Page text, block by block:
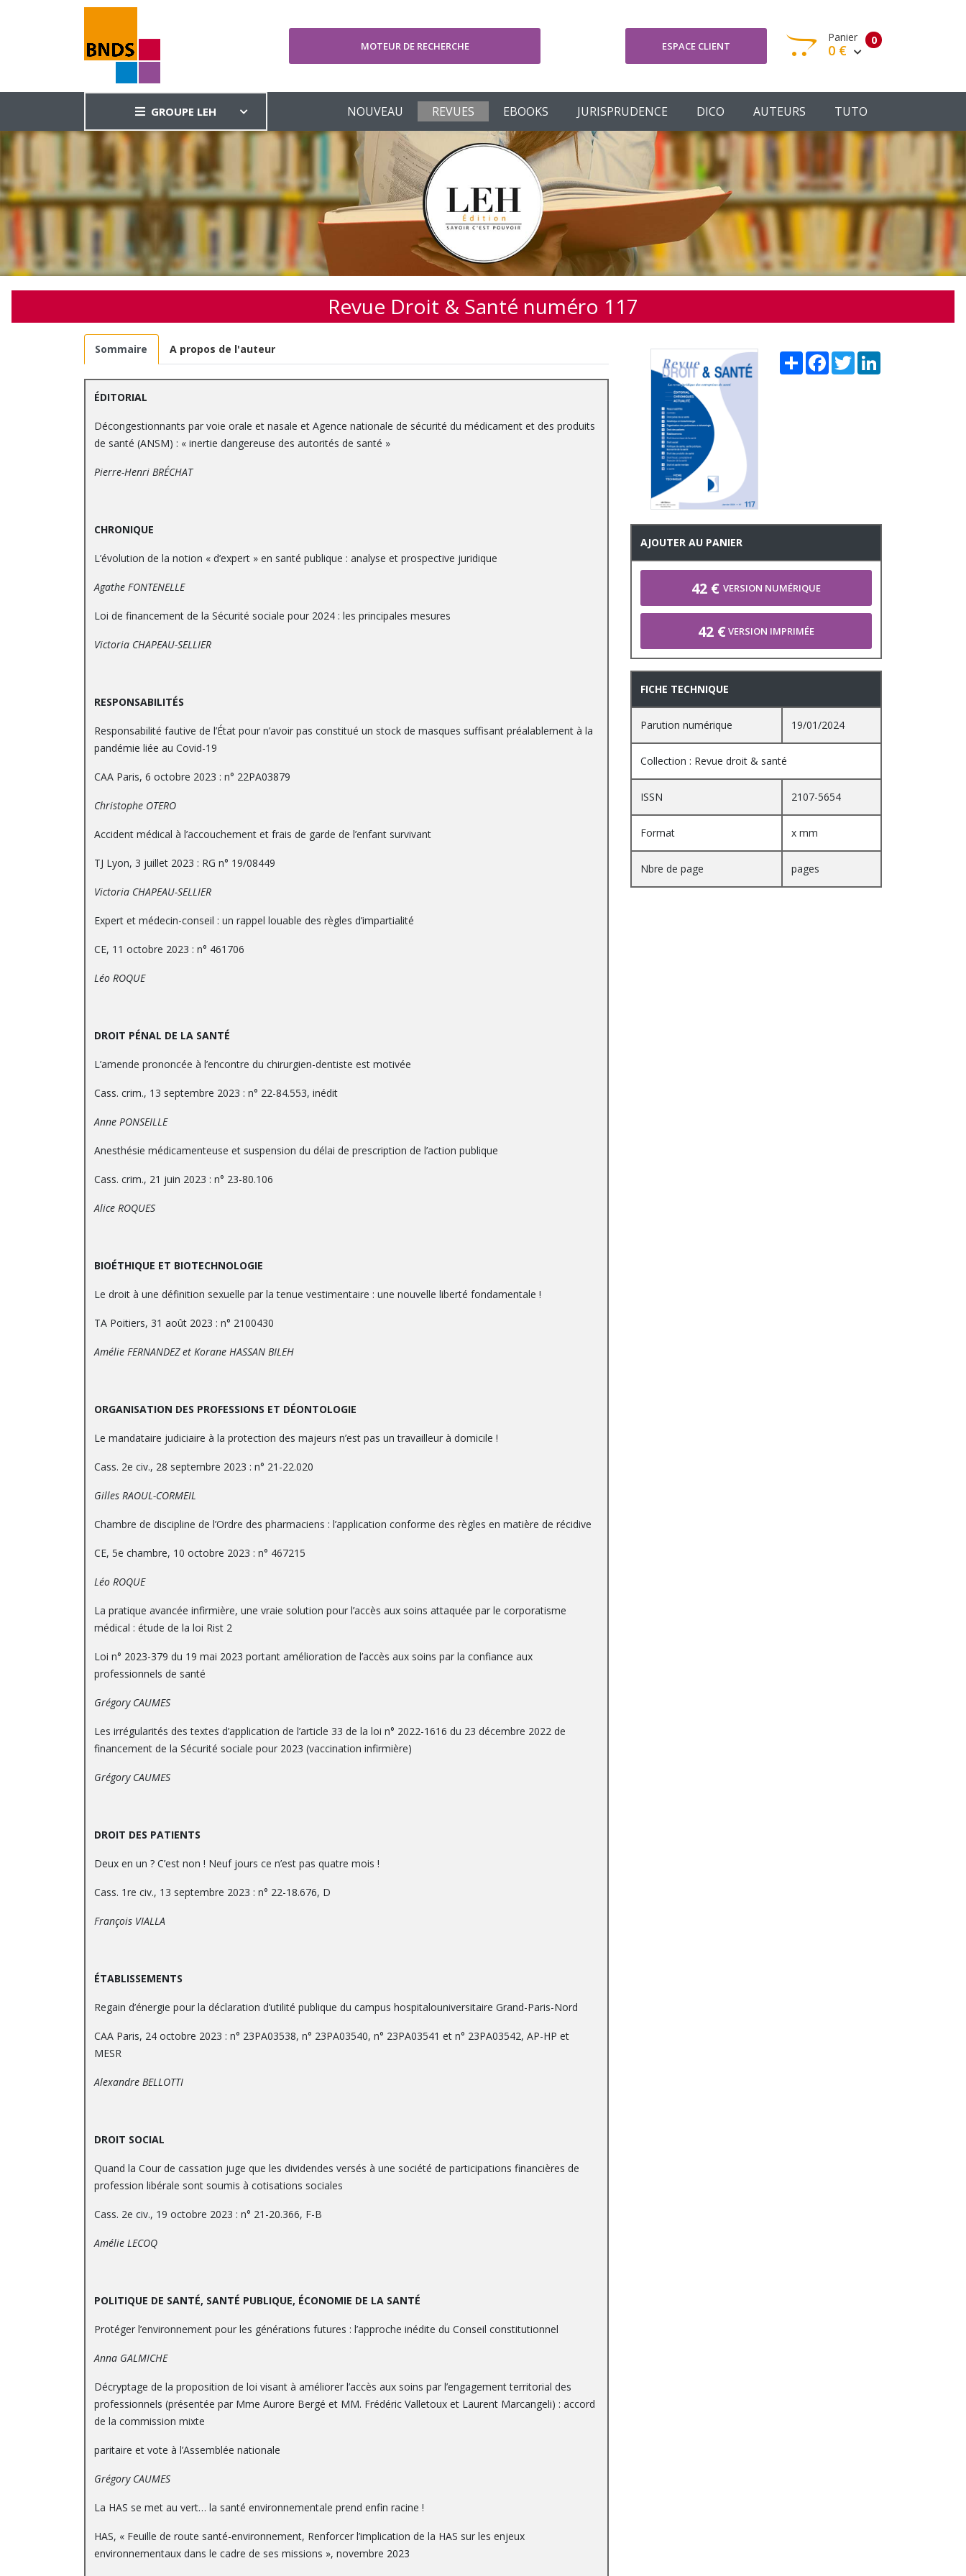
MOTEUR DE RECHERCHE ESPACE CLIENT 0
Panier
0 €
Votre panier est vide
Votre Panier Commander
GROUPE LEH NOUVEAU REVUES EBOOKS JURISPRUDENCE DICO AUTEURS TUTO
Revue Droit & Santé numéro 117
Sommaire A propos de l'auteur
ÉDITORIAL
Décongestionnants par voie orale et nasale et Agence nationale de sécurité du médicament et des produits
de santé (ANSM) : « inertie dangereuse des autorités de santé »
Pierre-Henri BRÉCHAT
CHRONIQUE
L’évolution de la notion « d’expert » en santé publique : analyse et prospective juridique
Agathe FONTENELLE
Loi de financement de la Sécurité sociale pour 2024 : les principales mesures
Victoria CHAPEAU-SELLIER
RESPONSABILITÉS
Responsabilité fautive de l’État pour n’avoir pas constitué un stock de masques suffisant préalablement à la
pandémie liée au Covid-19
CAA Paris, 6 octobre 2023 : n° 22PA03879
Christophe OTERO
Accident médical à l’accouchement et frais de garde de l’enfant survivant
TJ Lyon, 3 juillet 2023 : RG n° 19/08449
Victoria CHAPEAU-SELLIER
Expert et médecin-conseil : un rappel louable des règles d’impartialité
CE, 11 octobre 2023 : n° 461706
Léo ROQUE
DROIT PÉNAL DE LA SANTÉ
L’amende prononcée à l’encontre du chirurgien-dentiste est motivée
Cass. crim., 13 septembre 2023 : n° 22-84.553, inédit
Anne PONSEILLE
Anesthésie médicamenteuse et suspension du délai de prescription de l’action publique
Cass. crim., 21 juin 2023 : n° 23-80.106
Alice ROQUES
BIOÉTHIQUE ET BIOTECHNOLOGIE
Le droit à une définition sexuelle par la tenue vestimentaire : une nouvelle liberté fondamentale !
TA Poitiers, 31 août 2023 : n° 2100430
Amélie FERNANDEZ et Korane HASSAN BILEH
ORGANISATION DES PROFESSIONS ET DÉONTOLOGIE
Le mandataire judiciaire à la protection des majeurs n’est pas un travailleur à domicile !
Cass. 2e civ., 28 septembre 2023 : n° 21-22.020
Gilles RAOUL-CORMEIL
Chambre de discipline de l’Ordre des pharmaciens : l’application conforme des règles en matière de récidive
CE, 5e chambre, 10 octobre 2023 : n° 467215
Léo ROQUE
La pratique avancée infirmière, une vraie solution pour l’accès aux soins attaquée par le corporatisme
médical : étude de la loi Rist 2
Loi n° 2023-379 du 19 mai 2023 portant amélioration de l’accès aux soins par la confiance aux
professionnels de santé
Grégory CAUMES
Les irrégularités des textes d’application de l’article 33 de la loi n° 2022-1616 du 23 décembre 2022 de
financement de la Sécurité sociale pour 2023 (vaccination infirmière)
Grégory CAUMES
DROIT DES PATIENTS
Deux en un ? C’est non ! Neuf jours ce n’est pas quatre mois !
Cass. 1re civ., 13 septembre 2023 : n° 22-18.676, D
François VIALLA
ÉTABLISSEMENTS
Regain d’énergie pour la déclaration d’utilité publique du campus hospitalouniversitaire Grand-Paris-Nord
CAA Paris, 24 octobre 2023 : n° 23PA03538, n° 23PA03540, n° 23PA03541 et n° 23PA03542, AP-HP et
MESR
Alexandre BELLOTTI
DROIT SOCIAL
Quand la Cour de cassation juge que les dividendes versés à une société de participations financières de
profession libérale sont soumis à cotisations sociales
Cass. 2e civ., 19 octobre 2023 : n° 21-20.366, F-B
Amélie LECOQ
POLITIQUE DE SANTÉ, SANTÉ PUBLIQUE, ÉCONOMIE DE LA SANTÉ
Protéger l’environnement pour les générations futures : l’approche inédite du Conseil constitutionnel
Anna GALMICHE
Décryptage de la proposition de loi visant à améliorer l’accès aux soins par l’engagement territorial des
professionnels (présentée par Mme Aurore Bergé et MM. Frédéric Valletoux et Laurent Marcangeli) : accord
de la commission mixte
paritaire et vote à l’Assemblée nationale
Grégory CAUMES
La HAS se met au vert… la santé environnementale prend enfin racine !
HAS, « Feuille de route santé-environnement, Renforcer l’implication de la HAS sur les enjeux
environnementaux dans le cadre de ses missions », novembre 2023
Share FacebookTwitter
AJOUTER AU PANIER
42 € VERSION NUMÉRIQUE
42 €VERSION IMPRIMÉE
FICHE TECHNIQUE
Parution numérique 19/01/2024
Collection : Revue droit & santé
ISSN 2107-5654
Format x mm
Nbre de page pages